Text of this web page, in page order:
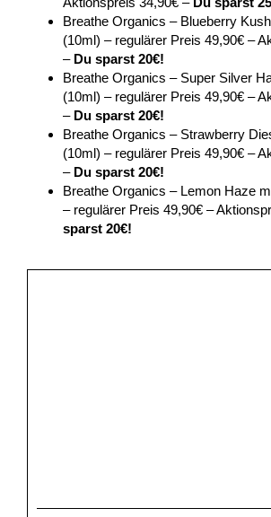
Breathe Organics – Blueberry
(10ml) – regulärer Preis 49,90€ –
– Du sparst 20€!
Breathe Organics – Super Silver
(10ml) – regulärer Preis 49,90€ –
– Du sparst 20€!
Breathe Organics – Strawberry
(10ml) – regulärer Preis 49,90€ –
– Du sparst 20€!
Breathe Organics – Lemon Haze
– regulärer Preis 49,90€ –
sparst 20€!